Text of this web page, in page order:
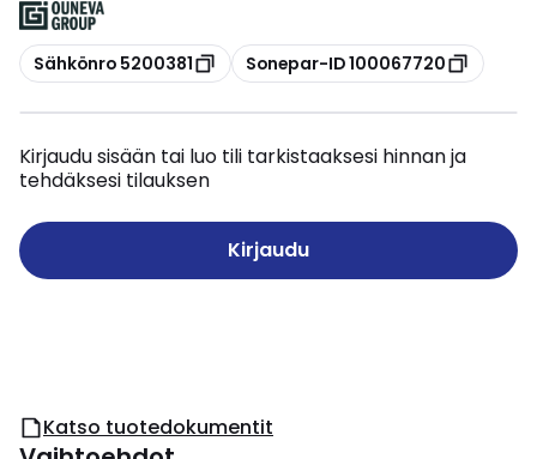
Kopioi
Sähkönro 5200381 Kopioi
Sonepar-ID 100067720
Kirjaudu sisään tai luo tili tarkistaaksesi hinnan ja
tehdäksesi tilauksen
Kirjaudu
Katso tuotedokumentit